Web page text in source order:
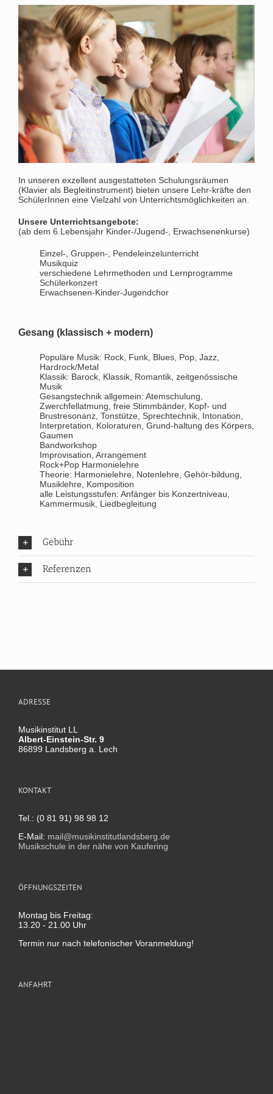
In unseren exzellent ausgestatteten Schulungsräumen
(Klavier als Begleitinstrument) bieten unsere Lehr-kräfte den
SchülerInnen eine Vielzahl von Unterrichtsmöglichkeiten an.
Unsere Unterrichtsangebote:
(ab dem 6.Lebensjahr Kinder-/Jugend-, Erwachsenenkurse)
Einzel-, Gruppen-, Pendeleinzelunterricht
Musikquiz
verschiedene Lehrmethoden und Lernprogramme
Schülerkonzert
Erwachsenen-Kinder-Jugendchor
Gesang (klassisch + modern)
Populäre Musik: Rock, Funk, Blues, Pop, Jazz,
Hardrock/Metal
Klassik: Barock, Klassik, Romantik, zeitgenössische
Musik
Gesangstechnik allgemein: Atemschulung,
Zwerchfellatmung, freie Stimmbänder, Kopf- und
Brustresonanz, Tonstütze, Sprechtechnik, Intonation,
Interpretation, Koloraturen, Grund-haltung des Körpers,
Gaumen
Bandworkshop
Improvisation, Arrangement
Rock+Pop Harmonielehre
Theorie: Harmonielehre, Notenlehre, Gehör-bildung,
Musiklehre, Komposition
alle Leistungsstufen: Anfänger bis Konzertniveau,
Kammermusik, Liedbegleitung
Gebühr
Referenzen
ADRESSE
Musikinstitut LL
Albert-Einstein-Str. 9
86899 Landsberg a. Lech
KONTAKT
Tel.: (0 81 91) 98 98 12
E-Mail: mail@musikinstitutlandsberg.de
Musikschule in der nähe von Kaufering
ÖFFNUNGSZEITEN
Montag bis Freitag:
13.20 - 21.00 Uhr
Termin nur nach telefonischer Voranmeldung!
ANFAHRT